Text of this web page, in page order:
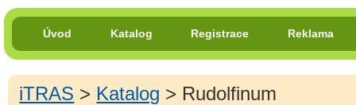
Úvod Katalog Registrace Reklama
iTRAS > Katalog > Rudolfinum